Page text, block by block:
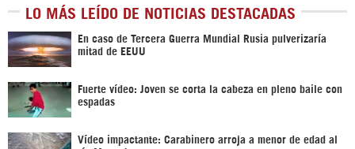
LO MÁS LEÍDO DE NOTICIAS DESTACADAS
En caso de Tercera Guerra Mundial Rusia pulverizaría
mitad de EEUU
Fuerte vídeo: Joven se corta la cabeza en pleno baile con
espadas
Vídeo impactante: Carabinero arroja a menor de edad al